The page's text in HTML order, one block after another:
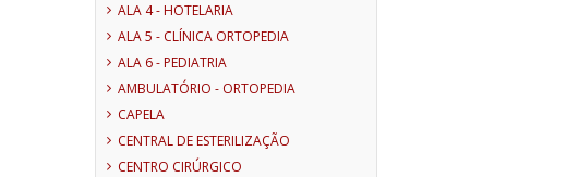
ALA 4 - HOTELARIA
ALA 5 - CLÍNICA ORTOPEDIA
ALA 6 - PEDIATRIA
AMBULATÓRIO - ORTOPEDIA
CAPELA
CENTRAL DE ESTERILIZAÇÃO
CENTRO CIRÚRGICO